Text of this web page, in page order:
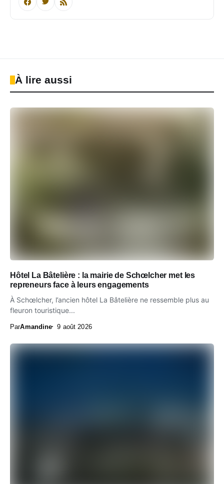
À lire aussi
Hôtel La Bâtelière : la mairie de Schœlcher met les
repreneurs face à leurs engagements
À Schœlcher, l’ancien hôtel La Bâtelière ne ressemble plus au
fleuron touristique...
ParAmandine 9 août 2026